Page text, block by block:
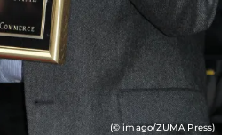
(© imago/ZUMA Press)